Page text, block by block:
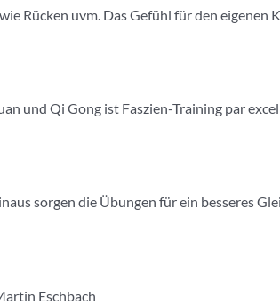
Rücken uvm. Das Gefühl für den
und Qi Gong ist Faszien-Training par
sorgen die Übungen für ein besseres
Eschbach